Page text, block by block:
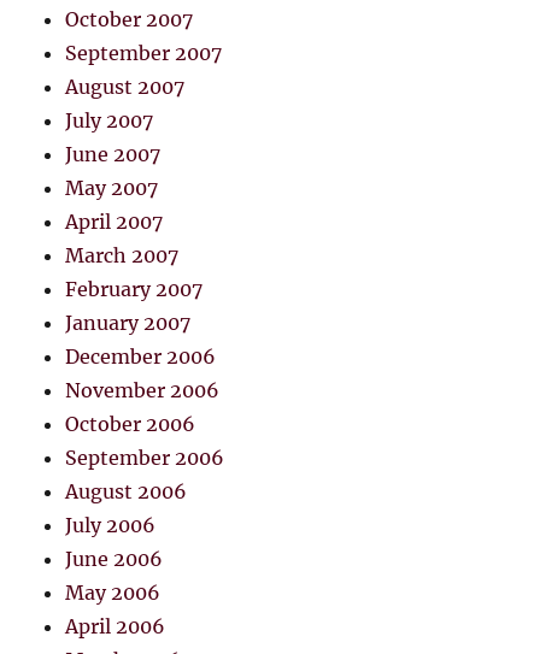
October 2007
September 2007
August 2007
July 2007
June 2007
May 2007
April 2007
March 2007
February 2007
January 2007
December 2006
November 2006
October 2006
September 2006
August 2006
July 2006
June 2006
May 2006
April 2006